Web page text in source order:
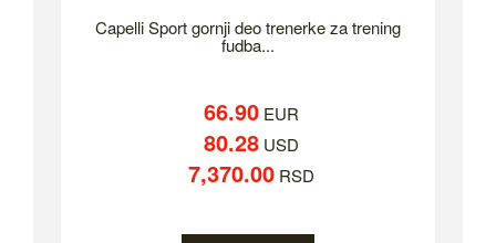
Capelli Sport gornji deo trenerke za trening
fudba...
66.90EUR
80.28USD
7,370.00RSD